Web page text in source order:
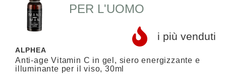
PER L'UOMO
i più venduti
ALPHEA
Anti-age Vitamin C in gel, siero energizzante e
illuminante per il viso, 30ml